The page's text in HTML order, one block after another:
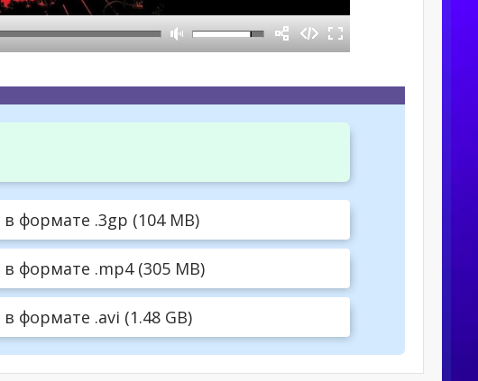
формате .3gp (104 MB)
формате .mp4 (305 MB)
формате .avi (1.48 GB)